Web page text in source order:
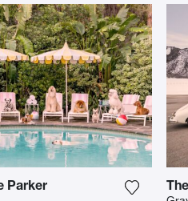
Parker